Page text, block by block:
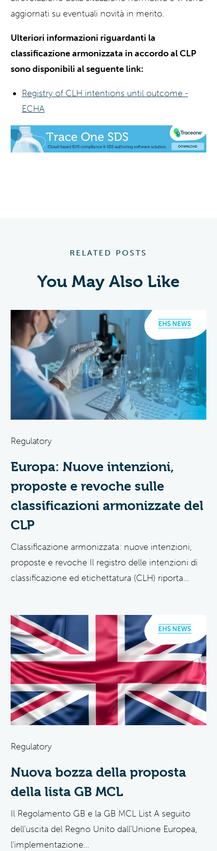
aggiornati su eventuali novità in merito.
Ulteriori informazioni riguardanti la
classificazione armonizzata in accordo al CLP
sono disponibili al seguente link:
Registry of CLH intentions until outcome -
ECHA
RELATED POSTS
You May Also Like
Regulatory
Europa: Nuove intenzioni,
proposte e revoche sulle
classificazioni armonizzate del
CLP
Classificazione armonizzata: nuove intenzioni,
proposte e revoche Il registro delle intenzioni di
classificazione ed etichettatura (CLH) riporta...
Regulatory
Nuova bozza della proposta
della lista GB MCL
Il Regolamento GB e la GB MCL List A seguito
dell'uscita del Regno Unito dall'Unione Europea,
l'implementazione...